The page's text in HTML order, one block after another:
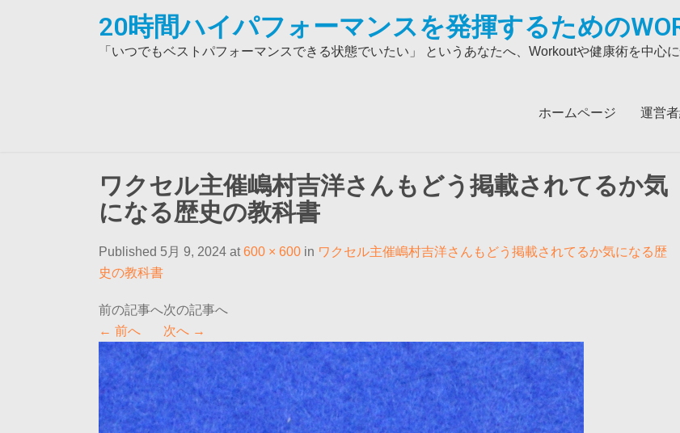
20時間ハイパフォーマンスを発揮するための
「いつでもベストパフォーマンスできる状態でいたい」 というあなたへ、Workoutや健康術を中心
ホームページ 運営
ワクセル主催嶋村吉洋さんもどう掲載されてるか気
になる歴史の教科書
Published 5月 9, 2024 at600 × 600 in ワクセル主催嶋村吉洋さんもどう掲載されてるか気になる歴
史の教科書
← 前へ 次へ →